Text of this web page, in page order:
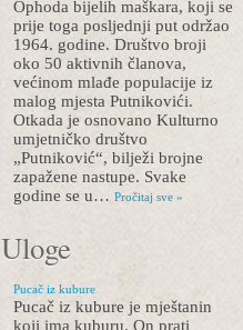
Ophoda bijelih maškara, koji se
prije toga posljednji put održao
1964. godine. Društvo broji
oko 50 aktivnih članova,
većinom mlađe populacije iz
malog mjesta Putnikovići.
Otkada je osnovano Kulturno
umjetničko društvo
„Putniković“, bilježi brojne
zapažene nastupe. Svake
godine se u… Pročitaj sve »
Uloge
Pucač iz kubure
Pucač iz kubure je mještanin
koji ima kuburu. On prati